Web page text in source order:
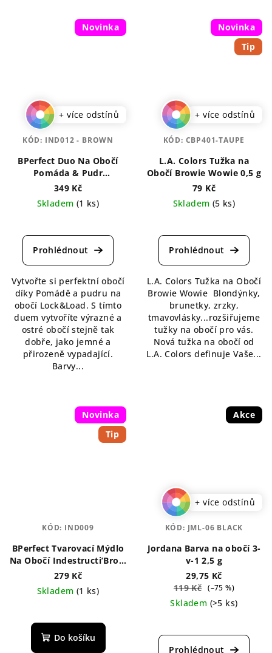
Novinka
+ více odstínů
BPerfect Duo Na Obočí
Pomáda & Pudr
Indestructi’Brow Lock &
349 Kč
Skladem (1 ks)
hodnocení
produktu
z
5
hvězdiček.
Vytvořte si perfektní obočí
díky Pomádě a pudru na
obočí Lock&Load. S tímto
duem vytvoříte výrazné a
ostré obočí stejně tak
dobře, jako jemné a
přirozeně vypadající.
Barvy...
KÓD: IND012 - BROWN
Novinka
Tip
+ více odstínů
L.A. Colors Tužka na
Obočí Browie Wowie 0,5 g
79 Kč
Skladem (5 ks)
hodnocení
produktu
z
5
hvězdiček.
L.A. Colors Tužka na Obočí
Browie Wowie Blondýnky,
brunetky, zrzky,
tmavovlásky...rozšiřujeme
tužky na obočí pro vás.
Nová tužka na obočí od
L.A. Colors definuje Vaše...
KÓD: CBP401-TAUPE
Novinka
Tip
BPerfect Tvarovací Mýdlo
Na Obočí Indestructi’Brow
30 g
279 Kč
Skladem (1 ks)
hodnocení
produktu
Do košíku
KÓD: IND009
Akce
+ více odstínů
Jordana Barva na obočí 3-
v-1 2,5 g
29,75 Kč
119 Kč (–75 %)
Skladem (>5 ks)
hodnocení
produktu
KÓD: JML-06 BLACK